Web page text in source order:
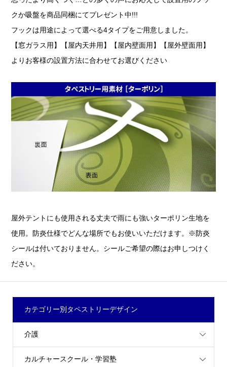
クか吸盤を商品同梱にてプレゼント中!!!
フックは用途によって選べる4タイプをご用意しました。
【窓ガラス用】【屋内天井用】【屋内壁面用】【屋外壁面用】
よりお客様の設置方法に合わせてお選びください
屋外テントにも使用される丈夫で雨にも強いターポリン生地を
使用。防炎仕様でどんな場所でもお使いいただけます。※防炎
シールは付いておりません。シールご希望の際はお申しつけく
ださい。
カテゴリー別タペストリーデザイン
介護
カルチャースクール・学習塾